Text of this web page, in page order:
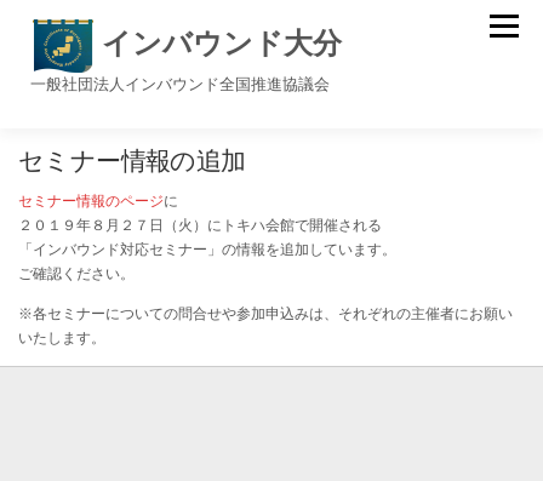
インバウンド大分
一般社団法人インバウンド全国推進協議会
メニュー
セミナー情報の追加
セミナー情報のページに
２０１９年８月２７日（火）にトキハ会館で開催される
「インバウンド対応セミナー」の情報を追加しています。
ご確認ください。
※各セミナーについての問合せや参加申込みは、それぞれの主催者にお願い
いたします。